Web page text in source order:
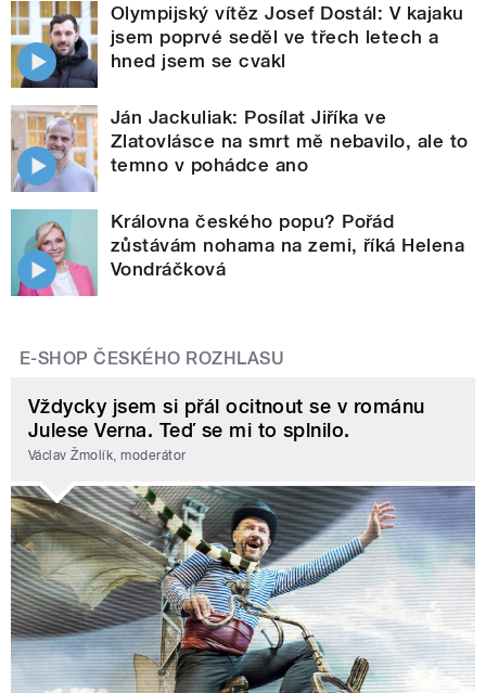
Olympijský vítěz Josef Dostál: V kajaku
jsem poprvé seděl ve třech letech a
hned jsem se cvakl
Ján Jackuliak: Posílat Jiříka ve
Zlatovlásce na smrt mě nebavilo, ale to
temno v pohádce ano
Královna českého popu? Pořád
zůstávám nohama na zemi, říká Helena
Vondráčková
E-SHOP ČESKÉHO ROZHLASU
Vždycky jsem si přál ocitnout se v románu
Julese Verna. Teď se mi to splnilo.
Václav Žmolík, moderátor